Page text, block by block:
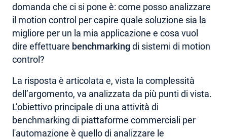
domanda che ci si pone è: come posso analizzare
il motion control per capire quale soluzione sia la
migliore per un la mia applicazione e cosa vuol
dire effettuare benchmarkingdi sistemi di motion
control?
La risposta è articolata e, vista la complessità
dell’argomento, va analizzata da più punti di vista.
L’obiettivo principale di una attività di
benchmarking di piattaforme commerciali per
l'automazione è quello di analizzare le